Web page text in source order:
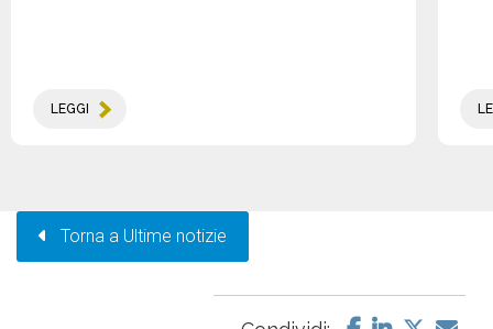
LEGGI
Torna a Ultime notizie